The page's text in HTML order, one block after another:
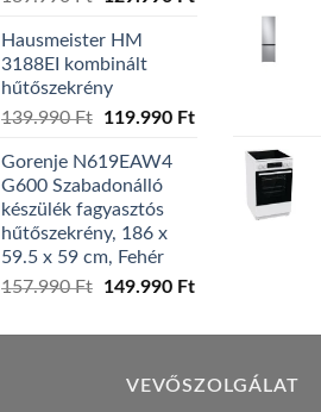
was:
139.990 Ft.
Hausmeister HM
3188EI kombinált
hűtőszekrény
139.990Ft
Original
was:
139.990 Ft.
119.990 FtCurrent
119.990 Ft.
Gorenje N619EAW4
G600 Szabadonálló
készülék fagyasztós
hűtőszekrény, 186 x
59.5 x 59 cm, Fehér
157.990Ft
Original
was:
149.990 FtCurrent
is:
VEVŐSZOLGÁLAT